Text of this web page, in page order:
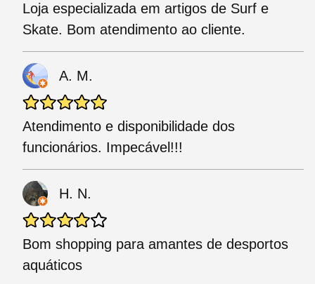
Loja especializada em artigos de Surf e
Skate. Bom atendimento ao cliente.
A. M.
Atendimento e disponibilidade dos
funcionários. Impecável!!!
H. N.
Bom shopping para amantes de desportos
aquáticos